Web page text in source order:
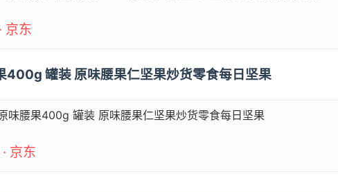
京东
400g 罐装 原味腰果仁坚果炒货零食每日坚果
味腰果400g 罐装 原味腰果仁坚果炒货零食每日坚果
京东